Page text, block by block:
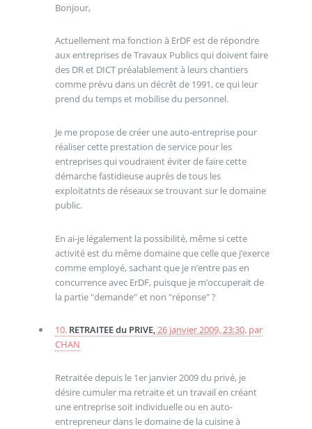
Bonjour,
Actuellement ma fonction à ErDF est de répondre
aux entreprises de Travaux Publics qui doivent faire
des DR et DICT préalablement à leurs chantiers
comme prévu dans un décrêt de 1991, ce qui leur
prend du temps et mobilise du personnel.
Je me propose de créer une auto-entreprise pour
réaliser cette prestation de service pour les
entreprises qui voudraient éviter de faire cette
démarche fastidieuse auprès de tous les
exploitatnts de réseaux se trouvant sur le domaine
public.
En ai-je légalement la possibilité, même si cette
activité est du même domaine que celle que j’exerce
comme employé, sachant que je n’entre pas en
concurrence avec ErDF, puisque je m’occuperait de
la partie "demande" et non "réponse" ?
10. RETRAITEE du PRIVE,26 janvier 2009, 23:30, par
CHAN
Retraitée depuis le 1er janvier 2009 du privé, je
désire cumuler ma retraite et un travail en créant
une entreprise soit individuelle ou en auto-
entrepreneur dans le domaine de la cuisine à